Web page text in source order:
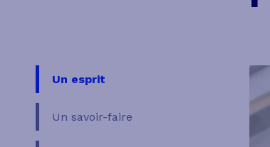
Un esprit
Un savoir-faire